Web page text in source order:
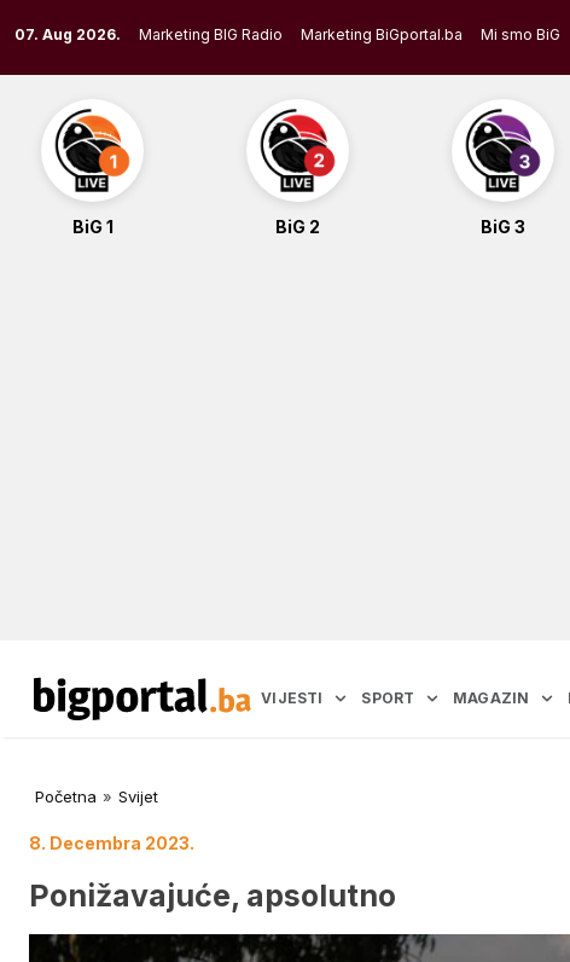
to
content
07. Aug 2026. Marketing BIG Radio Marketing BiGportal.ba Mi smo BiG
BiG 1 BiG 2 BiG 3
VIJESTI SPORT MAGAZIN
Početna » Svijet
8. Decembra 2023.
Ponižavajuće, apsolutno